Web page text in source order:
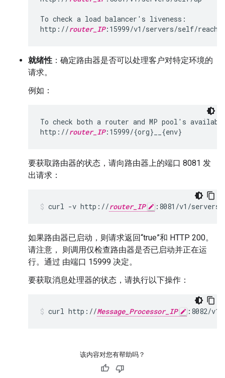
To check a load balancer's liveness:
http://router_IP:15999/v1/servers/self/
就绪性 ：确定路由器是否可以处理客户对特定环境的
请求。
例如：
To check both a router and MP pool's
http://router_IP:15999/{org}__{env}
要获取路由器的状态，请向路由器上的端口 8081 发
出请求：
curl -v http://router_IP :8081/v1/
如果路由器已启动，则请求返回“true”和 HTTP 200。
请注意， 则调用仅检查路由器是否已启动并正在运
行。通过 由端口 15999 决定。
要获取消息处理器的状态，请执行以下操作：
curl http://Message_Processor_IP :8082/
该内容对您有帮助吗？